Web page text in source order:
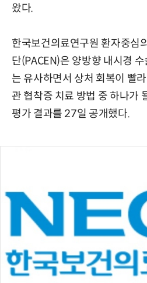
왔다.
한국보건의료연구원 환자중심
단(PACEN)은 양방향 내시경
는 유사하면서 상처 회복이 빨
관 협착증 치료 방법 중 하나가
평가 결과를 27일 공개했다.